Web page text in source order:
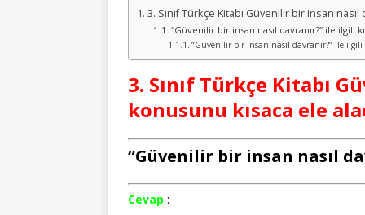
3. Sınıf Türkçe Kitabı Güvenilir bir insan
“Güvenilir bir insan nasıl davranır?” ile ilgili
“Güvenilir bir insan nasıl davranır?” ile ilgili
3. Sınıf Türkçe Kitabı
konusunu kısaca ele
“Güvenilir bir insan nasıl
Cevap :